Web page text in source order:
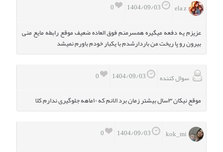
0
ela z
عزیزم یه دفعه میگیره همسرمنم فوق العاده ضعیف موقع رابطه مایع منی
بیرون رو پا ریخت من باردارشدم با یکبار خودم باورم نمیشد
0
سوال کننده
موقع نیکان ۳سال بیشتر زمان برد الانم که ۱۰ماهه جلوگیری ندارم کلا
0
kok_mi ‌‌‌‌‌‌